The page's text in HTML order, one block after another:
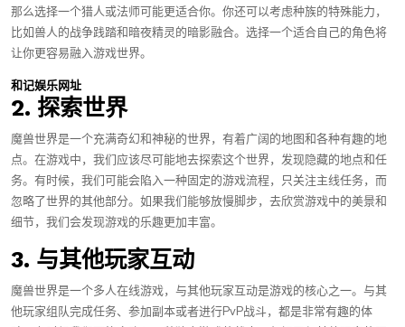
那么选择一个猎人或法师可能更适合你。你还可以考虑种族的特殊能力，
比如兽人的战争践踏和暗夜精灵的暗影融合。选择一个适合自己的角色将
让你更容易融入游戏世界。
和记娱乐网址
2. 探索世界
魔兽世界是一个充满奇幻和神秘的世界，有着广阔的地图和各种有趣的地
点。在游戏中，我们应该尽可能地去探索这个世界，发现隐藏的地点和任
务。有时候，我们可能会陷入一种固定的游戏流程，只关注主线任务，而
忽略了世界的其他部分。如果我们能够放慢脚步，去欣赏游戏中的美景和
细节，我们会发现游戏的乐趣更加丰富。
3. 与其他玩家互动
魔兽世界是一个多人在线游戏，与其他玩家互动是游戏的核心之一。与其
他玩家组队完成任务、参加副本或者进行PvP战斗，都是非常有趣的体